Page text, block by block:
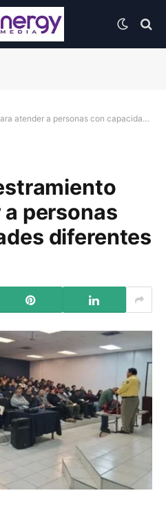
a personas con capacidades diferentes
personas
diferentes